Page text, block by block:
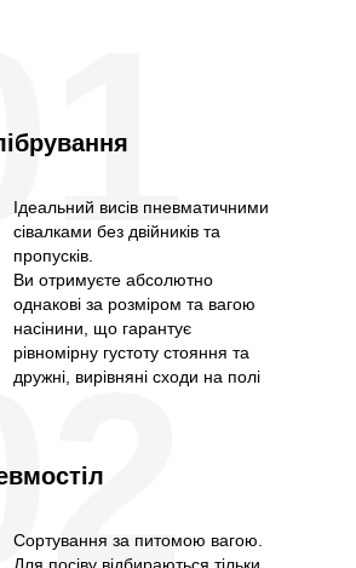
Ідеальний висів пневматичними
сівалками без двійників та
пропусків.
Ви отримуєте абсолютно
однакові за розміром та вагою
насінини, що гарантує
рівномірну густоту стояння та
дружні, вирівняні сходи на полі
Сортування за питомою вагою.